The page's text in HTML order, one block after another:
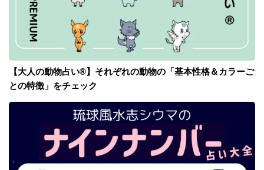
【大人の動物占い®】それぞれの動物の「基本性格＆カラーご
との特徴」をチェック